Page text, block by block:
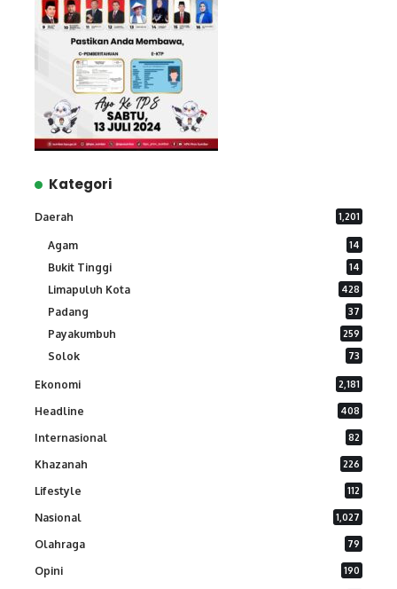
Kategori
Daerah 1,201
Agam 14
Bukit Tinggi 14
Limapuluh Kota 428
Padang 37
Payakumbuh 259
Solok 73
Ekonomi 2,181
Headline 408
Internasional 82
Khazanah 226
Lifestyle 112
Nasional 1,027
Olahraga 79
Opini 190